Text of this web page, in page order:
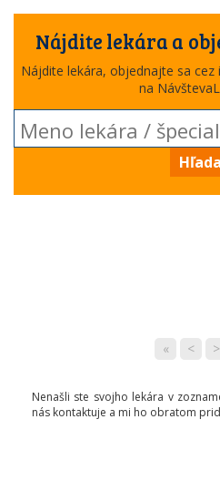
Nájdite lekára a
Nájdite lekára, objednajte sa
na
« < >
Nenašli ste svojho lekára v
nás kontaktuje a mi ho obratom